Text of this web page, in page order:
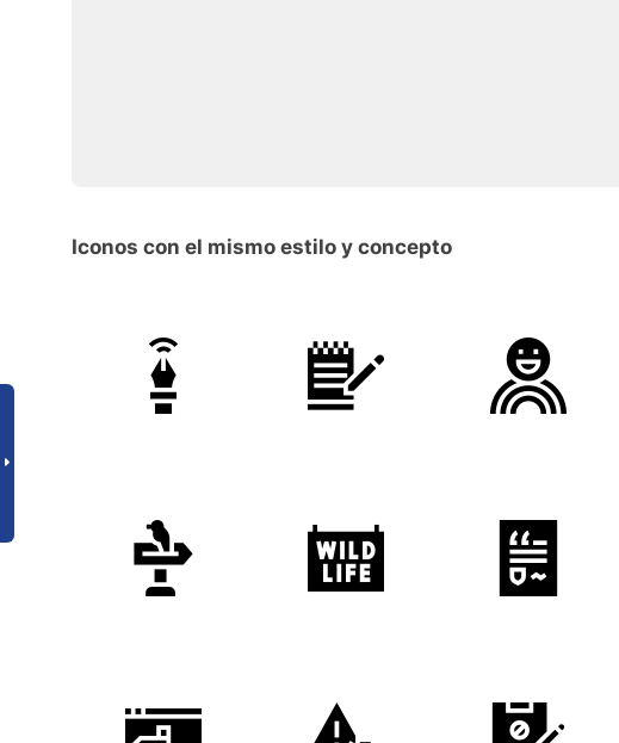
Iconos con el mismo estilo y concepto